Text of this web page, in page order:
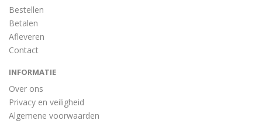
Bestellen
Betalen
Afleveren
Contact
INFORMATIE
Over ons
Privacy en veiligheid
Algemene voorwaarden